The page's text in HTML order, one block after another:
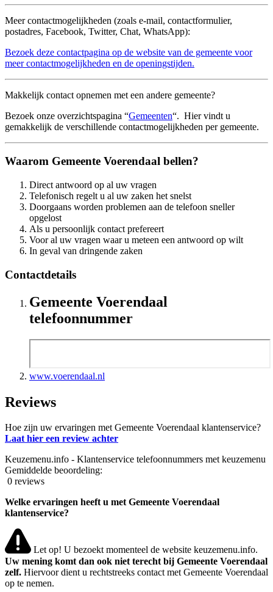
Meer contactmogelijkheden (zoals e-mail, contactformulier,
postadres, Facebook, Twitter, Chat, WhatsApp):
Bezoek deze contactpagina op de website van de gemeente voor
meer contactmogelijkheden en de openingstijden.
Makkelijk contact opnemen met een andere gemeente?
Bezoek onze overzichtspagina “Gemeenten“. Hier vindt u
gemakkelijk de verschillende contactmogelijkheden per gemeente.
Waarom Gemeente Voerendaal bellen?
Direct antwoord op al uw vragen
Telefonisch regelt u al uw zaken het snelst
Doorgaans worden problemen aan de telefoon sneller
opgelost
Als u persoonlijk contact prefereert
Voor al uw vragen waar u meteen een antwoord op wilt
In geval van dringende zaken
Contactdetails
Gemeente Voerendaal
telefoonnummer
www.voerendaal.nl
Reviews
Hoe zijn uw ervaringen met Gemeente Voerendaal klantenservice?
Laat hier een review achter
Keuzemenu.info - Klantenservice telefoonnummers met keuzemenu
Gemiddelde beoordeling:
0 reviews
Welke ervaringen heeft u met Gemeente Voerendaal
klantenservice?
Let op! U bezoekt momenteel de website keuzemenu.info.
Uw mening komt dan ook niet terecht bij Gemeente Voerendaal
zelf. Hiervoor dient u rechtstreeks contact met Gemeente Voerendaal
op te nemen.